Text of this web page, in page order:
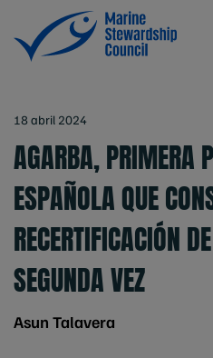
18 abril 2024
AGARBA, PRIMERA
ESPAÑOLA QUE
RECERTIFICACIÓN
SEGUNDA VEZ
Asun Talavera